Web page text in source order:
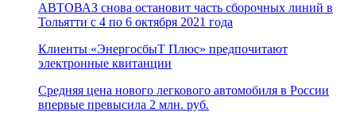
АВТОВАЗ снова остановит часть сборочных линий в
Тольятти с 4 по 6 октября 2021 года
Клиенты «ЭнергосбыТ Плюс» предпочитают
электронные квитанции
Средняя цена нового легкового автомобиля в России
впервые превысила 2 млн. руб.